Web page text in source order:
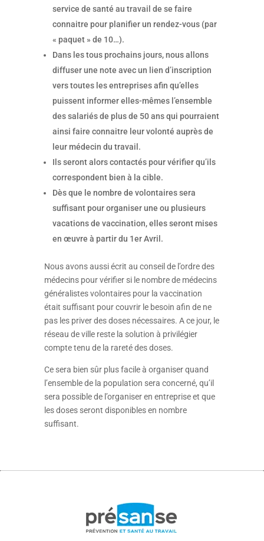
service de santé au travail de se faire
connaitre pour planifier un rendez-vous (par
« paquet » de 10…).
Dans les tous prochains jours, nous allons
diffuser une note avec un lien d’inscription
vers toutes les entreprises afin qu’elles
puissent informer elles-mêmes l’ensemble
des salariés de plus de 50 ans qui pourraient
ainsi faire connaitre leur volonté auprès de
leur médecin du travail.
Ils seront alors contactés pour vérifier qu’ils
correspondent bien à la cible.
Dès que le nombre de volontaires sera
suffisant pour organiser une ou plusieurs
vacations de vaccination, elles seront mises
en œuvre à partir du 1er Avril.
Nous avons aussi écrit au conseil de l’ordre des
médecins pour vérifier si le nombre de médecins
généralistes volontaires pour la vaccination
était suffisant pour couvrir le besoin afin de ne
pas les priver des doses nécessaires. A ce jour, le
réseau de ville reste la solution à privilégier
compte tenu de la rareté des doses.
Ce sera bien sûr plus facile à organiser quand
l’ensemble de la population sera concerné, qu’il
sera possible de l’organiser en entreprise et que
les doses seront disponibles en nombre
suffisant.